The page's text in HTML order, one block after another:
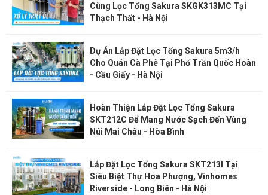
Cùng Lọc Tổng Sakura SKGK313MC Tại
Thạch Thất - Hà Nội
Dự Án Lắp Đặt Lọc Tổng Sakura 5m3/h
Cho Quán Cà Phê Tại Phố Trần Quốc Hoàn
- Cầu Giấy - Hà Nội
Hoàn Thiện Lắp Đặt Lọc Tổng Sakura
SKT212C Để Mang Nước Sạch Đến Vùng
Núi Mai Châu - Hòa Bình
Lắp Đặt Lọc Tổng Sakura SKT213I Tại
Siêu Biệt Thự Hoa Phượng, Vinhomes
Riverside - Long Biên - Hà Nội